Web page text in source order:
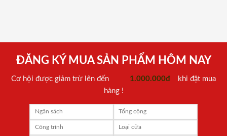
ĐĂNG KÝ MUA SẢN PHẨM HÔM NAY
Cơ hội được giảm trừ lên đến 1.000.000đ
khi đặt mua
hàng !